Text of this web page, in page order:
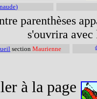
parenthèses
s'ouvrira avec
section Maurienne
à la page